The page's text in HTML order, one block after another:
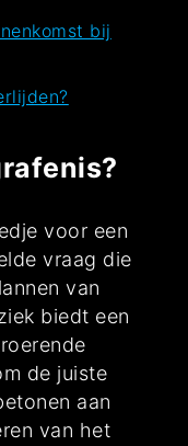
bij
voor een
vraag die
van
biedt een
de juiste
aan
van het